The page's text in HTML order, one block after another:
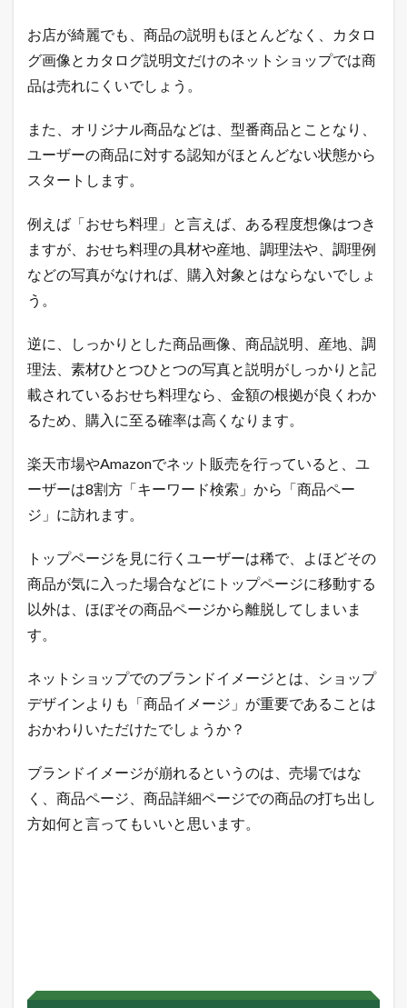
社
E
C
イ
の
違
い
5
ラ
ン
ド
イ
メ
つ
い
て
の
ま
と
お店が綺麗でも、商品の説明もほとんどなく、カタロ
グ画像とカタログ説明文だけのネットショップでは商
品は売れにくいでしょう。
また、オリジナル商品などは、型番商品とことなり、
ユーザーの商品に対する認知がほとんどない状態から
スタートします。
例えば「おせち料理」と言えば、ある程度想像はつき
ますが、おせち料理の具材や産地、調理法や、調理例
などの写真がなければ、購入対象とはならないでしょ
う。
逆に、しっかりとした商品画像、商品説明、産地、調
理法、素材ひとつひとつの写真と説明がしっかりと記
載されているおせち料理なら、金額の根拠が良くわか
るため、購入に至る確率は高くなります。
楽天市場やAmazonでネット販売を行っていると、ユ
ーザーは8割方「キーワード検索」から「商品ペー
ジ」に訪れます。
トップページを見に行くユーザーは稀で、よほどその
商品が気に入った場合などにトップページに移動する
以外は、ほぼその商品ページから離脱してしまいま
す。
ネットショップでのブランドイメージとは、ショップ
デザインよりも「商品イメージ」が重要であることは
おかわりいただけたでしょうか？
ブランドイメージが崩れるというのは、売場ではな
く、商品ページ、商品詳細ページでの商品の打ち出し
方如何と言ってもいいと思います。